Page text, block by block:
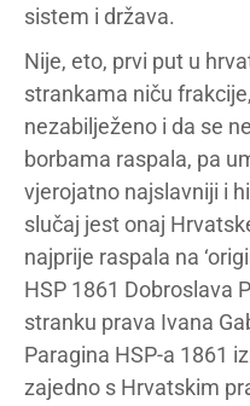
sistem i država.
Nije, eto, prvi put u
strankama niču
nezabilježeno i da se
borbama raspala, pa
vjerojatno najslavniji i
slučaj jest onaj
najprije raspala na
HSP 1861 Dobroslava
stranku prava Ivana
Paragina HSP-a 1861
zajedno s Hrvatskim